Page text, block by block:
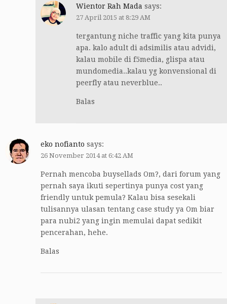
Wientor Rah Mada says:
27 April 2015 at 8:29 AM
tergantung niche traffic yang kita punya
apa. kalo adult di adsimilis atau advidi,
kalau mobile di f5media, glispa atau
mundomedia..kalau yg konvensional di
peerfly atau neverblue..
Balas
eko nofianto says:
26 November 2014 at 6:42 AM
Pernah mencoba buysellads Om?, dari forum yang
pernah saya ikuti sepertinya punya cost yang
friendly untuk pemula? Kalau bisa sesekali
tulisannya ulasan tentang case study ya Om biar
para nubi2 yang ingin memulai dapat sedikit
pencerahan, hehe.
Balas